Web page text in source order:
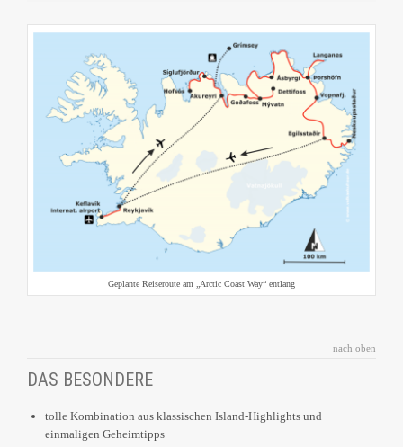
Geplante Reiseroute am „Arctic Coast Way“ entlang
nach oben
DAS BESONDERE
tolle Kombination aus klassischen Island-Highlights und
einmaligen Geheimtipps